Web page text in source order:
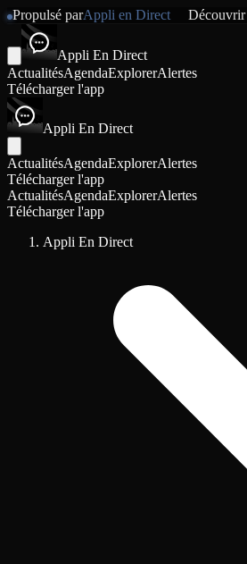
Propulsé parAppli en Direct Découvrir
Appli En Direct
ActualitésAgendaExplorerAlertes
Télécharger l'app
Appli En Direct
ActualitésAgendaExplorerAlertes
Télécharger l'app
ActualitésAgendaExplorerAlertes
Télécharger l'app
Appli En Direct